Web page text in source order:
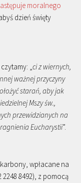
moralnego
dzień święty
„ci z wiernych,
ważnej przyczyny
starań, aby jak
Mszy św.,
przewidzianych na
Eucharystii”.
wpłacane na
2248 8492), z pomocą